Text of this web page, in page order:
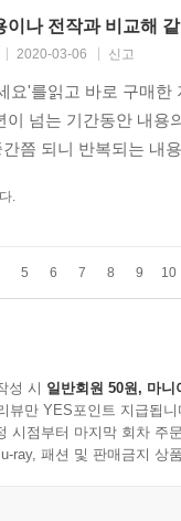
이나 전작과 비교해
2020-03-06 신고
요'를읽고 바로 구매
이 넘는 기간동안 내
쯤 되니 반복되는 내
.
5 6 7 8 9 10
성 시 일반회원 50원, 마니
뷰만 YES포인트 지급됩니
시점부터 마지막 회차 주
ray, 패션 및 판매금지 상